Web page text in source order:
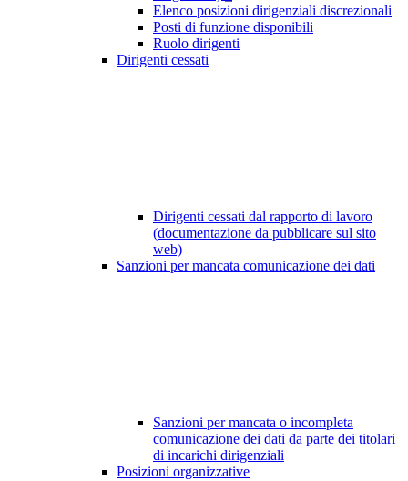
Elenco posizioni dirigenziali discrezionali
Posti di funzione disponibili
Ruolo dirigenti
Dirigenti cessati
Dirigenti cessati dal rapporto di lavoro
(documentazione da pubblicare sul sito
web)
Sanzioni per mancata comunicazione dei dati
Sanzioni per mancata o incompleta
comunicazione dei dati da parte dei titolari
di incarichi dirigenziali
Posizioni organizzative